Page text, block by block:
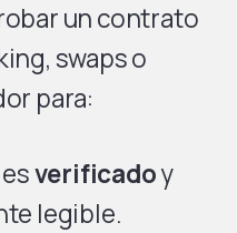
un contrato
swaps o
para:
verificadoy
legible.